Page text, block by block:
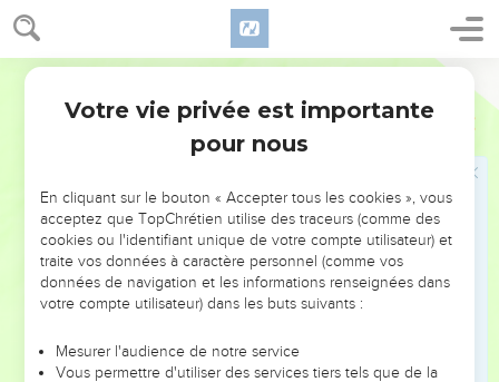
Genèse 36
Cette liste de onze chefs d'Esaü étonne, après celle toute
différente des versets 45 à 49. Les expressions
selon leurs
lieuxetselon leurs demeures(verset 43) permettent d'y voir
des renseignements géographiques. Cependant quelques-
uns de ces noms seulement désignent des lieux connus, et
plusieurs se trouvent comme noms de personnes dans les
listes précédentes. Ces personnes ont probablement donné
leur nom à une localité.
Ela, localité nommée ailleursElath, au fond du golfe
Elanitique. Comarez14.6
des Israélites dans le désert. Au moyen-âge, il existait
Votre vie privée est importante
pour nous
En cliquant sur le bouton « Accepter tous les cookies », vous
acceptez que TopChrétien utilise des traceurs (comme des
cookies ou l'identifiant unique de votre compte utilisateur) et
traite vos données à caractère personnel (comme vos
données de navigation et les informations renseignées dans
votre compte utilisateur) dans les buts suivants :
Mesurer l'audience de notre service
Vous permettre d'utiliser des services tiers tels que de la